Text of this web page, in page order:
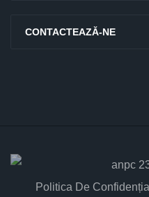
CONTACTEAZĂ-NE
Politica De